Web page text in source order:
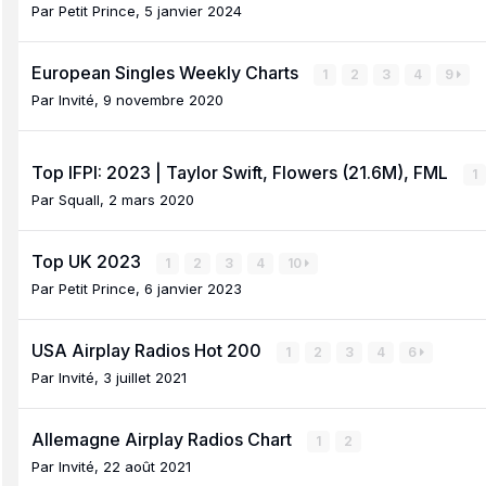
Par Petit Prince, 5 janvier 2024
European Singles Weekly Charts 1 2 3 4 9
Par Invité, 9 novembre 2020
Top IFPI: 2023 | Taylor Swift, Flowers (21.6M), FML 1
Par Squall, 2 mars 2020
Top UK 2023 1 2 3 4 10
Par Petit Prince, 6 janvier 2023
USA Airplay Radios Hot 200 1 2 3 4 6
Par Invité, 3 juillet 2021
Allemagne Airplay Radios Chart 1 2
Par Invité, 22 août 2021